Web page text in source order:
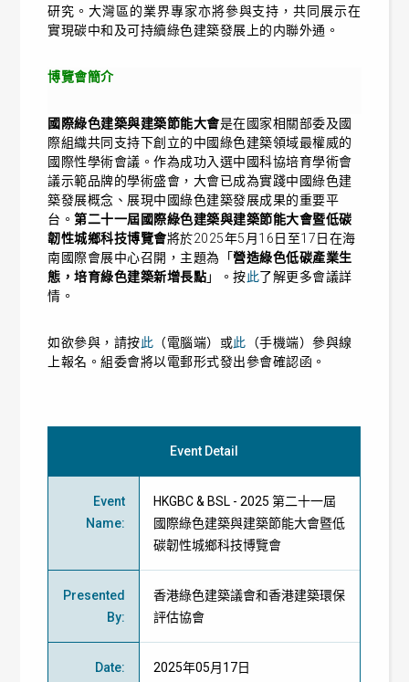
研究。大灣區的業界專家亦將參與支持，共同展示在
實現碳中和及可持續綠色建築發展上的内聯外通。
博覽會簡介
國際綠色建築與建築節能大會是在國家相關部委及國
際組織共同支持下創立的中國綠色建築領域最權威的
國際性學術會議。作為成功入選中國科協培育學術會
議示範品牌的學術盛會，大會已成為實踐中國綠色建
築發展概念、展現中國綠色建築發展成果的重要平
台。第二十一屆國際綠色建築與建築節能大會暨低碳
韌性城鄉科技博覽會將於2025年5月16日至17日在海
南國際會展中心召開，主題為「營造綠色低碳產業生
態，培育綠色建築新增長點」。按此了解更多會議詳
情。
如欲參與，請按此 （電腦端）或此 （手機端）參與線
上報名。組委會將以電郵形式發出參會確認函。
Event Detail
Event
Name:
HKGBC & BSL - 2025 第二十一屆
國際綠色建築與建築節能大會暨低
碳韌性城鄉科技博覽會
Presented
By:
香港綠色建築議會和香港建築環保
評估協會
Date: 2025年05月17日